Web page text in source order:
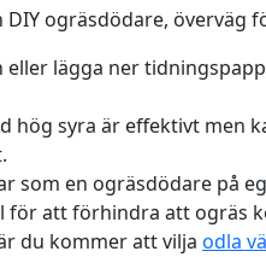
DIY ogräsdödare, överväg
eller lägga ner
hög syra är effektivt men
som en ogräsdödare på
för att förhindra att ogräs
du kommer att vilja odla